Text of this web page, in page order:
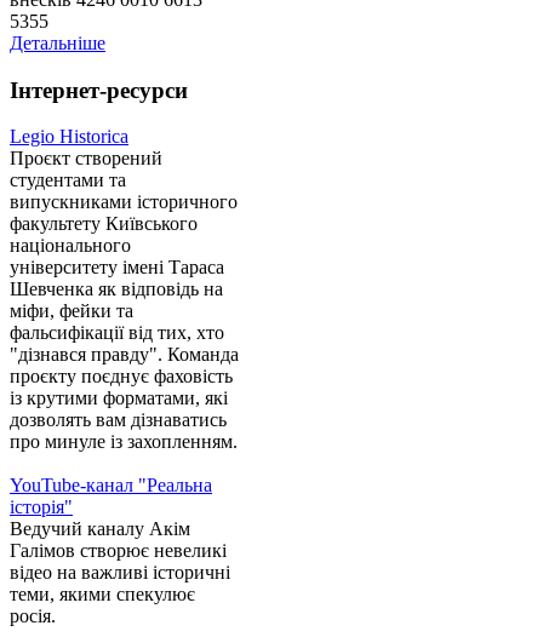
5355
Детальніше
Інтернет-ресурси
Legio Historica
Проєкт створений
студентами та
випускниками історичного
факультету Київського
національного
університету імені Тараса
Шевченка як відповідь на
міфи, фейки та
фальсифікації від тих, хто
"дізнався правду". Команда
проєкту поєднує фаховість
із крутими форматами, які
дозволять вам дізнаватись
про минуле із захопленням.
YouTube-канал "Реальна
історія"
Ведучий каналу Акім
Галімов створює невеликі
відео на важливі історичні
теми, якими спекулює
росія.